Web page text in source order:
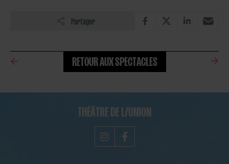
Partager
RETOUR AUX SPECTACLES
THÉÂTRE DE L/UNION